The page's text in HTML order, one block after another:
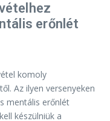
erőnlét
komoly
Az ilyen versenyeken
mentális erőnlét
készülniük a